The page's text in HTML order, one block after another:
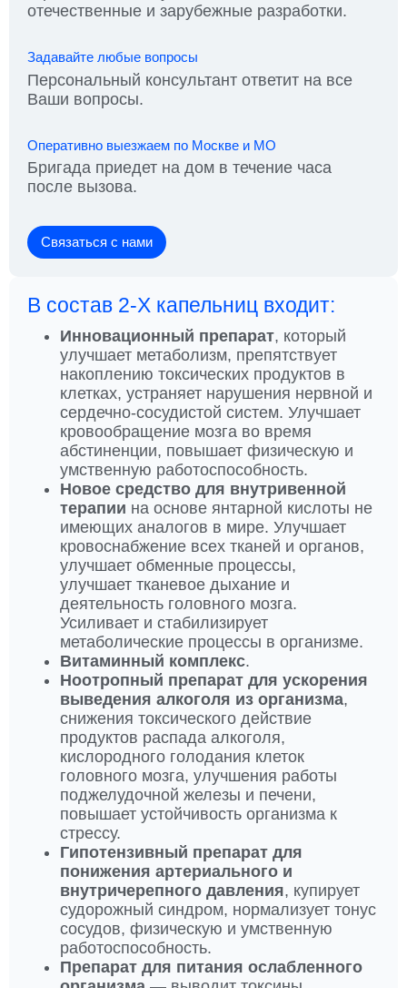
отечественные и зарубежные разработки.
Задавайте любые вопросы
Персональный консультант ответит на все
Ваши вопросы.
Оперативно выезжаем по Москве и МО
Бригада приедет на дом в течение часа
после вызова.
Связаться с нами
В состав 2-Х капельниц входит:
Инновационный препарат, который
улучшает метаболизм, препятствует
накоплению токсических продуктов в
клетках, устраняет нарушения нервной и
сердечно-сосудистой систем. Улучшает
кровообращение мозга во время
абстиненции, повышает физическую и
умственную работоспособность.
Новое средство для внутривенной
терапии на основе янтарной кислоты не
имеющих аналогов в мире. Улучшает
кровоснабжение всех тканей и органов,
улучшает обменные процессы,
улучшает тканевое дыхание и
деятельность головного мозга.
Усиливает и стабилизирует
метаболические процессы в организме.
Витаминный комплекс.
Ноотропный препарат для ускорения
выведения алкоголя из организма,
снижения токсического действие
продуктов распада алкоголя,
кислородного голодания клеток
головного мозга, улучшения работы
поджелудочной железы и печени,
повышает устойчивость организма к
стрессу.
Гипотензивный препарат для
понижения артериального и
внутричерепного давления, купирует
судорожный синдром, нормализует тонус
сосудов, физическую и умственную
работоспособность.
Препарат для питания ослабленного